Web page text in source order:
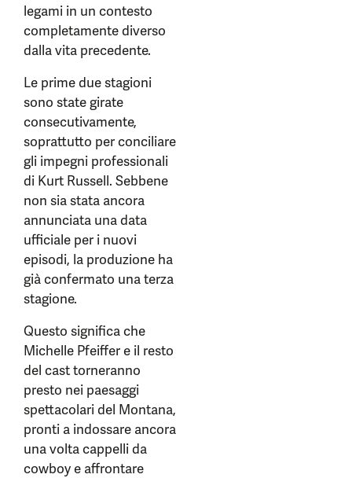
legami in un contesto
completamente diverso
dalla vita precedente.
Le prime due stagioni
sono state girate
consecutivamente,
soprattutto per conciliare
gli impegni professionali
di Kurt Russell. Sebbene
non sia stata ancora
annunciata una data
ufficiale per i nuovi
episodi, la produzione ha
già confermato una terza
stagione.
Questo significa che
Michelle Pfeiffer e il resto
del cast torneranno
presto nei paesaggi
spettacolari del Montana,
pronti a indossare ancora
una volta cappelli da
cowboy e affrontare